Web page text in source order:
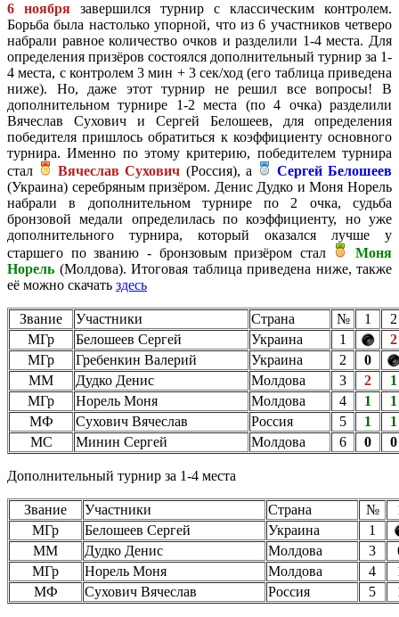
6 ноября завершился турнир с классическим контролем.
Борьба была настолько упорной, что из 6 участников четверо
набрали равное количество очков и разделили 1-4 места. Для
определения призёров состоялся дополнительный турнир за 1-
4 места, с контролем 3 мин + 3 сек/ход (его таблица приведена
ниже). Но, даже этот турнир не решил все вопросы! В
дополнительном турнире 1-2 места (по 4 очка) разделили
Вячеслав Сухович и Сергей Белошеев, для определения
победителя пришлось обратиться к коэффициенту основного
турнира. Именно по этому критерию, победителем турнира
стал
Вячеслав Сухович (Россия), а
Сергей Белошеев
(Украина) серебряным призёром. Денис Дудко и Моня Норель
набрали в дополнительном турнире по 2 очка, судьба
бронзовой медали определилась по коэффициенту, но уже
дополнительного турнира, который оказался лучше у
старшего по званию - бронзовым призёром стал
Моня
Норель (Молдова). Итоговая таблица приведена ниже, также
её можно скачать здесь
Звание Участники Страна № 1
2
МГр
Белошеев Сергей Украина 1
2
МГр
Гребенкин Валерий Украина 2
0
ММ
Дудко Денис Молдова 3 2
1
МГр
Норель Моня Молдова 4 1
1
МФ
Сухович Вячеслав Россия 5 1
1
МС
Минин Сергей Молдова 6 0 0
Дополнительный турнир за 1-4 места
Звание Участники Страна №
МГр
Белошеев Сергей Украина
1
ММ
Дудко Денис Молдова 3
МГр
Норель Моня Молдова 4
МФ
Сухович Вячеслав Россия 5